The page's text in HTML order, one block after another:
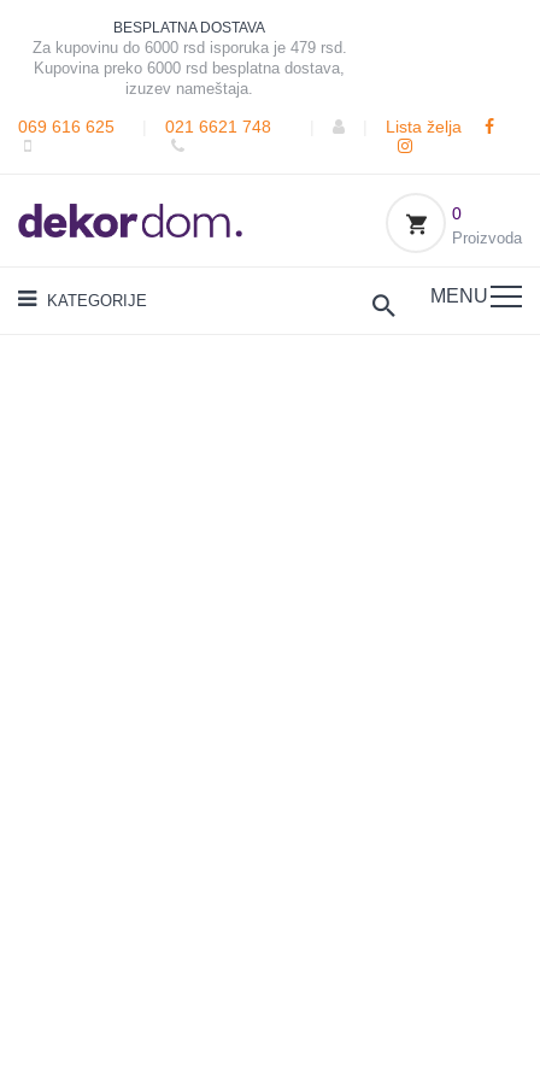
BESPLATNA DOSTAVA
Za kupovinu do 6000 rsd isporuka je 479 rsd.
Kupovina preko 6000 rsd besplatna dostava,
izuzev nameštaja.
069 616 625 021 6621 748 Lista želja
0
Proizvoda
KATEGORIJE MENU